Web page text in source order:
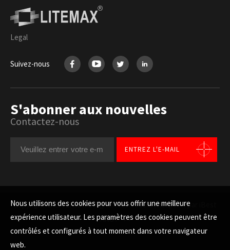
Legal
Suivez-nous
S'abonner aux nouvelles
Contactez-nous
ENTREZ L'E-MAIL
Copyright © LITEMAX All Rights Reserved.Conception par iBest
HAUT
Nous utilisons des cookies pour vous offrir une meilleure
expérience utilisateur. Les paramètres des cookies peuvent être
contrôlés et configurés à tout moment dans votre navigateur
web.